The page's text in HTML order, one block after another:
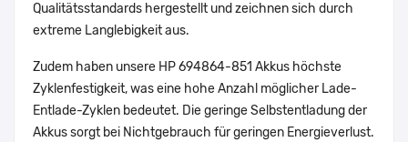
Qualitätsstandards hergestellt und zeichnen sich durch
extreme Langlebigkeit aus.
Zudem haben unsere HP 694864-851 Akkus höchste
Zyklenfestigkeit, was eine hohe Anzahl möglicher Lade-
Entlade-Zyklen bedeutet. Die geringe Selbstentladung der
Akkus sorgt bei Nichtgebrauch für geringen Energieverlust.